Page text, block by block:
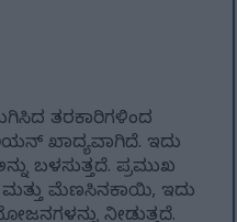
ತರಕಾರಿಗಳಿಂದ
ಖಾದ್ಯವಾಗಿದೆ. ಇದು
ಬಳಸುತ್ತದೆ. ಪ್ರಮುಖ
ಮತ್ತು ಮೆಣಸಿನಕಾಯಿ, ಇದು